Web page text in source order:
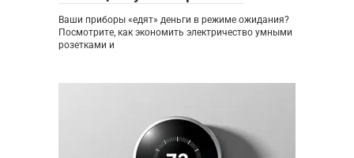
Ваши приборы «едят» деньги в режиме ожидания?
Посмотрите, как экономить электричество умными
розетками и